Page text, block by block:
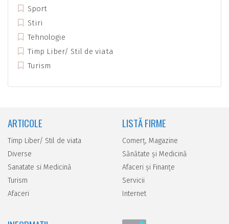
Sport
Stiri
Tehnologie
Timp Liber/ Stil de viata
Turism
ARTICOLE
Timp Liber/ Stil de viata
Diverse
Sanatate si Medicină
Turism
Afaceri
LISTĂ FIRME
Comerţ, Magazine
Sănătate şi Medicină
Afaceri şi Finanţe
Servicii
Internet